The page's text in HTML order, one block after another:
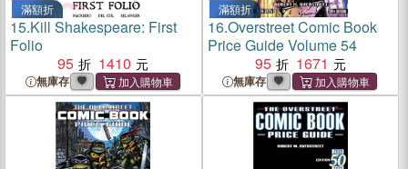
滿額折
15.Kill Shakespeare: First
Folio
95
1410
無庫存
滿額折
16.Overstreet Comic Book
Price Guide Volume 54
95
1671
無庫存